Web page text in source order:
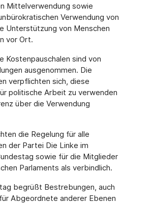
Mittelverwendung sowie
Verwendung von
Unterstützung von Menschen
vor Ort.
Kostenpauschalen sind von
ausgenommen. Die
verpflichten sich, diese
politische Arbeit zu verwenden
über die Verwendung
die Regelung für alle
der Partei Die Linke im
sowie für die Mitglieder
Parlaments als verbindlich.
begrüßt Bestrebungen, auch
Abgeordnete anderer Ebenen